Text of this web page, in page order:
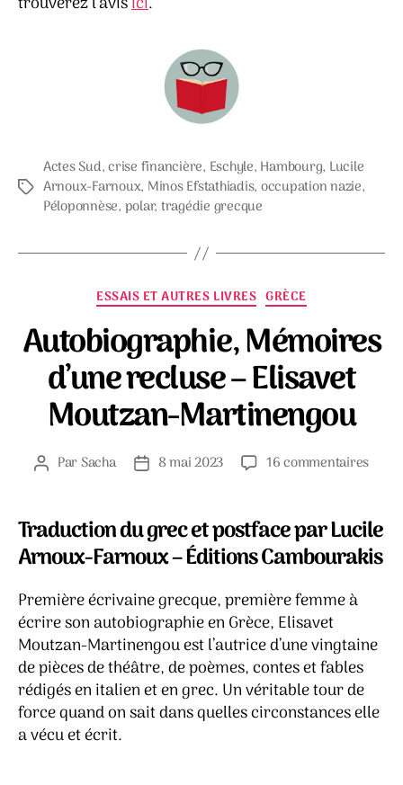
Étiquettes
Actes Sud,crise financière, Eschyle, Hambourg, Lucile
Arnoux-Farnoux, Minos Efstathiadis, occupation nazie,
Péloponnèse, polar, tragédie grecque
Catégories
ESSAIS ET AUTRES LIVRES GRÈCE
Autobiographie, Mémoires
d’une recluse – Elisavet
Moutzan-Martinengou
Auteur
ParSacha
Date8 mai 2023 16 commentairessur
d’une
–
Traduction du grec et postface par Lucile
Arnoux-Farnoux – Éditions Cambourakis
Première écrivaine grecque, première femme à
écrire son autobiographie en Grèce, Elisavet
Moutzan-Martinengou est l’autrice d’une vingtaine
de pièces de théâtre, de poèmes, contes et fables
rédigés en italien et en grec. Un véritable tour de
force quand on sait dans quelles circonstances elle
a vécu et écrit.